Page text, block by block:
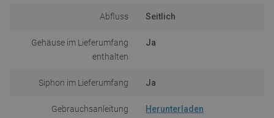
Abfluss Seitlich
Gehäuse im Lieferumfang
enthalten
Ja
Siphon im Lieferumfang Ja
Gebrauchsanleitung Herunterladen